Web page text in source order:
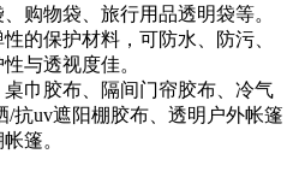
购物袋、旅行用品透明袋等。
的保护材料，可防水、防污、
与透视度佳。
巾胶布、隔间门帘胶布、冷气
/抗uv遮阳棚胶布、透明户外帐篷
篷。